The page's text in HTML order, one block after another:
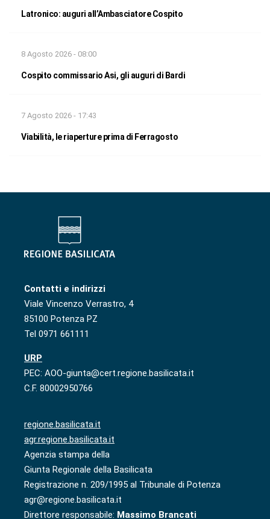
Latronico: auguri all’Ambasciatore Cospito
8 Agosto 2026 - 08:00
Cospito commissario Asi, gli auguri di Bardi
7 Agosto 2026 - 17:43
Viabilità, le riaperture prima di Ferragosto
Contatti e indirizzi
Viale Vincenzo Verrastro, 4
85100 Potenza PZ
Tel 0971 661111
URP
PEC: AOO-giunta@cert.regione.basilicata.it
C.F. 80002950766
regione.basilicata.it
agr.regione.basilicata.it
Agenzia stampa della
Giunta Regionale della Basilicata
Registrazione n. 209/1995 al Tribunale di Potenza
agr@regione.basilicata.it
Direttore responsabile: Massimo Brancati